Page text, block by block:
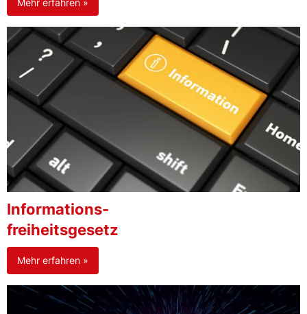
Informations-
freiheitsgesetz
Mehr erfahren »